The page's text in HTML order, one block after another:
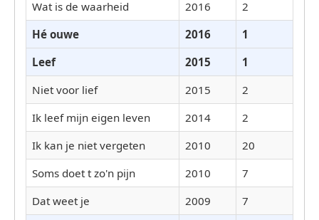
Wat is de waarheid
2016
2
Hé ouwe
2016
1
Leef
2015
1
Niet voor lief
2015
2
Ik leef mijn eigen leven
2014
2
Ik kan je niet vergeten
2010
20
Soms doet t zo'n pijn
2010
7
Dat weet je
2009
7